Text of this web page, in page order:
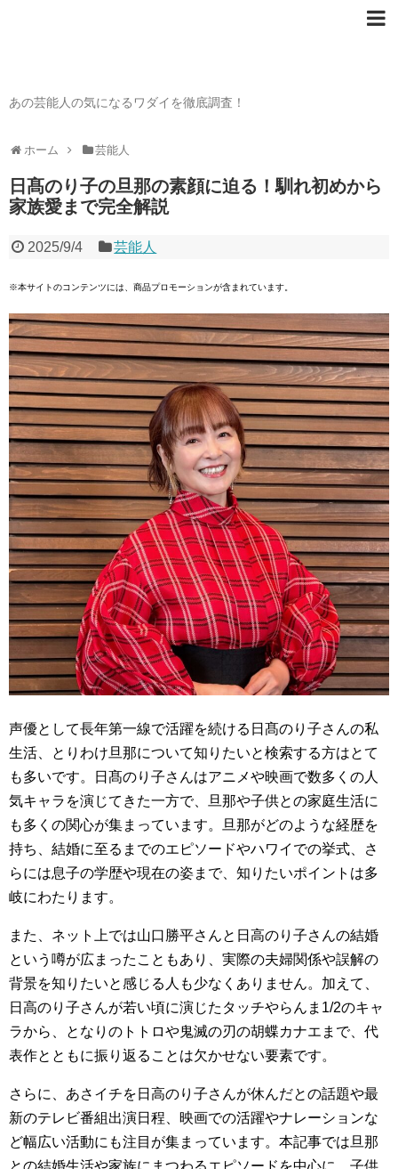
あの芸能人の気になるワダイを徹底調査！
ホーム 芸能人
日髙のり子の旦那の素顔に迫る！馴れ初めから
家族愛まで完全解説
2025/9/4 芸能人
※本サイトのコンテンツには、商品プロモーションが含まれています。
声優として長年第一線で活躍を続ける日髙のり子さんの私
生活、とりわけ旦那について知りたいと検索する方はとて
も多いです。日髙のり子さんはアニメや映画で数多くの人
気キャラを演じてきた一方で、旦那や子供との家庭生活に
も多くの関心が集まっています。旦那がどのような経歴を
持ち、結婚に至るまでのエピソードやハワイでの挙式、さ
らには息子の学歴や現在の姿まで、知りたいポイントは多
岐にわたります。
また、ネット上では山口勝平さんと日高のり子さんの結婚
という噂が広まったこともあり、実際の夫婦関係や誤解の
背景を知りたいと感じる人も少なくありません。加えて、
日高のり子さんが若い頃に演じたタッチやらんま1/2のキャ
ラから、となりのトトロや鬼滅の刃の胡蝶カナエまで、代
表作とともに振り返ることは欠かせない要素です。
さらに、あさイチを日高のり子さんが休んだとの話題や最
新のテレビ番組出演日程、映画での活躍やナレーションな
ど幅広い活動にも注目が集まっています。本記事では旦那
との結婚生活や家族にまつわるエピソードを中心に、子供